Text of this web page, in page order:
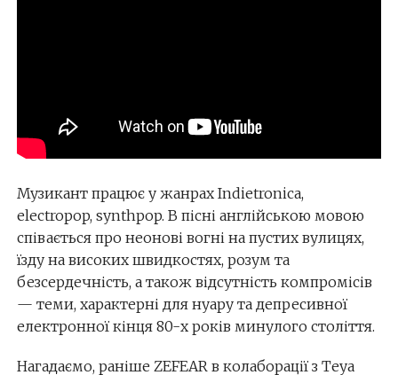
Музикант працює у жанрах Indietronica,
electropop, synthpop. В пісні англійською мовою
співається про неонові вогні на пустих вулицях,
їзду на високих швидкостях, розум та
безсердечність, а також відсутність компромісів
— теми, характерні для нуару та депресивної
електронної кінця 80-х років минулого століття.
Нагадаємо, раніше ZEFEAR в колаборації з Teya